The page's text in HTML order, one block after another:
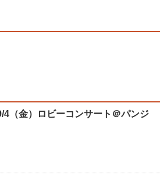
4（金）ロビーコンサート＠パンジ